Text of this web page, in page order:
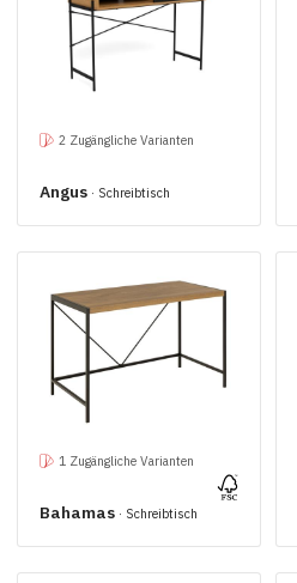
2 Zugängliche Varianten
Angus · Schreibtisch
1 Zugängliche Varianten
Bahamas · Schreibtisch